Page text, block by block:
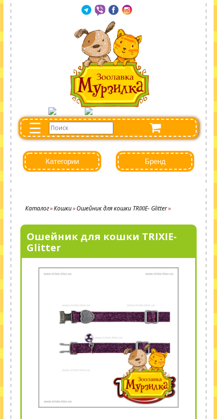
☰
Категории Бренд
Каталог Кошки Ошейник для кошки TRIXIE- Glitter
Ошейник для кошки TRIXIE-
Glitter